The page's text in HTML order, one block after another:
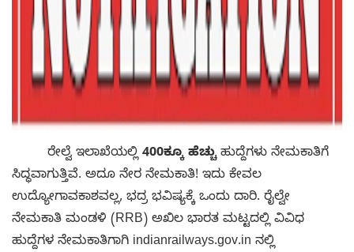
ರೇಲ್ವೆ ಇಲಾಖೆಯಲ್ಲಿ400ಕ್ಕೂ ಹೆಚ್ಚುಹುದ್ದೆಗಳು ನೇಮಕಾತಿಗೆ
ಸಿದ್ಧವಾಗುತ್ತಿವೆ. ಅದೂ ನೇರ ನೇಮಕಾತಿ! ಇದು ಕೇವಲ
ಉದ್ಯೋಗಾವಕಾಶವಲ್ಲ, ಭದ್ರ ಭವಿಷ್ಯಕ್ಕೆ ಒಂದು ದಾರಿ. ರೈಲ್ವೇ
ನೇಮಕಾತಿ ಮಂಡಳಿ (RRB) ಅಖಿಲ ಭಾರತ ಮಟ್ಟದಲ್ಲಿ ವಿವಿಧ
ಹುದ್ದೆಗಳ ನೇಮಕಾತಿಗಾಗಿ indianrailways.gov.in ನಲ್ಲಿ